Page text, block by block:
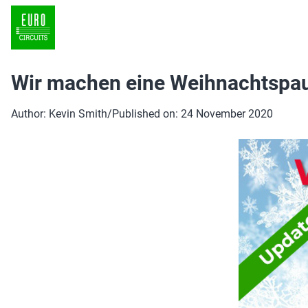
Wir machen eine
Author: Kevin Smith/Published on: 24 November 2020